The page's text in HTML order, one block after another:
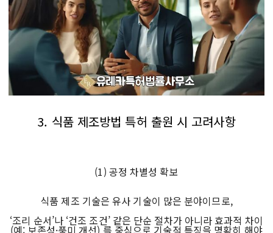
3. 식품 제조방법 특허 출원 시 고려사항
(1) 공정 차별성 확보
식품 제조 기술은 유사 기술이 많은 분야이므로,
‘조리 순서’나 ‘건조 조건’ 같은 단순 절차가 아니라 효과적 차이
(예: 보존성·풍미 개선) 를 중심으로 기술적 특징을 명확히 해야